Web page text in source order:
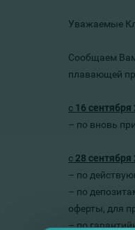
Уважаемые
Сообщаем
плавающей
с 16 сентября
– по вновь
с 28 сентября
– по
– по
оферты, для
– по